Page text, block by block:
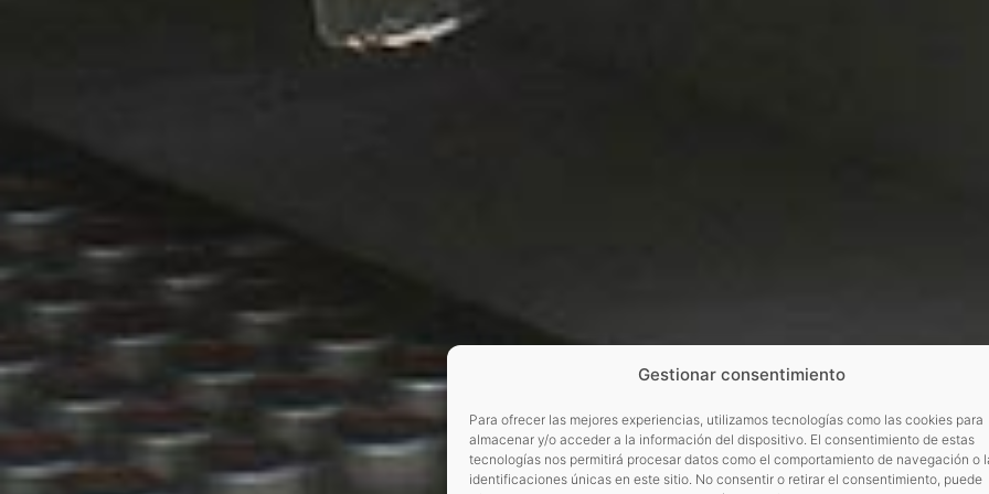
Gestionar consentimiento
Para ofrecer las mejores experiencias, utilizamos tecnologías como las cookies para
almacenar y/o acceder a la información del dispositivo. El consentimiento de estas
tecnologías nos permitirá procesar datos como el comportamiento de navegación o
identificaciones únicas en este sitio. No consentir o retirar el consentimiento, puede